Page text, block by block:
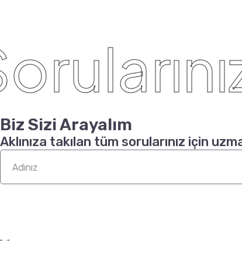
Biz Sizi Arayalım
Aklınıza takılan tüm sorularınız için